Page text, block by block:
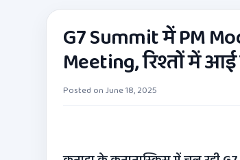
G7 Summit में PM
Meeting, रिश्तों में आई
Posted onJune 18, 2025